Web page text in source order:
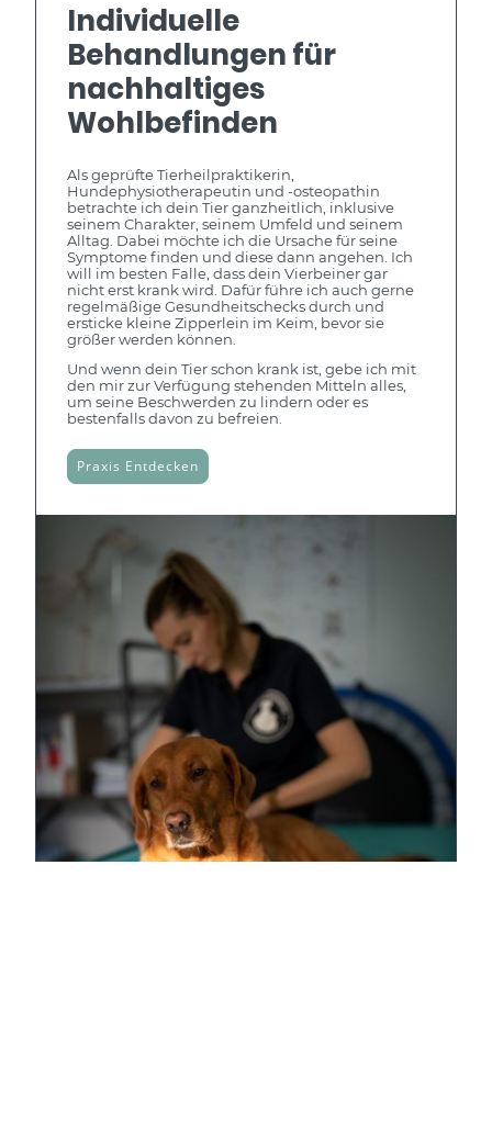
Individuelle
Behandlungen für
nachhaltiges
Wohlbefinden
Als geprüfte Tierheilpraktikerin,
Hundephysiotherapeutin und -osteopathin
betrachte ich dein Tier ganzheitlich, inklusive
seinem Charakter, seinem Umfeld und seinem
Alltag. Dabei möchte ich die Ursache für seine
Symptome finden und diese dann angehen. Ich
will im besten Falle, dass dein Vierbeiner gar
nicht erst krank wird. Dafür führe ich auch gerne
regelmäßige Gesundheitschecks durch und
ersticke kleine Zipperlein im Keim, bevor sie
größer werden können.
Und wenn dein Tier schon krank ist, gebe ich mit
den mir zur Verfügung stehenden Mitteln alles,
um seine Beschwerden zu lindern oder es
bestenfalls davon zu befreien.
Praxis Entdecken